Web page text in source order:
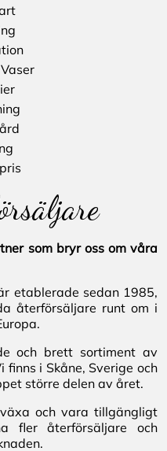
som bryr oss om våra
etablerade sedan 1985,
återförsäljare runt om i
och brett sortiment av
finns i Skåne, Sverige och
större delen av året.
och vara tillgängligt
fler återförsäljare och